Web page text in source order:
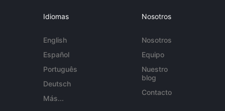
Idiomas
English
Español
Português
Deutsch
Más...
Nosotros
Nosotros
Equipo
Nuestro
blog
Contacto